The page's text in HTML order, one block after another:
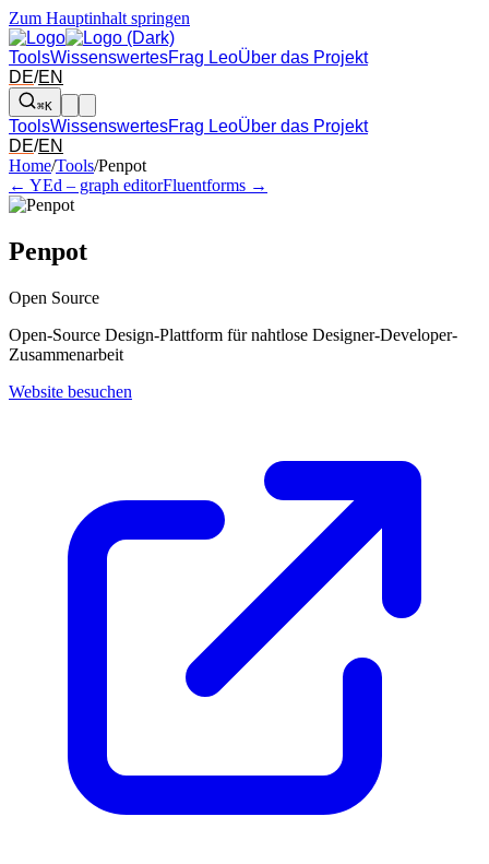
Zum Hauptinhalt springen
ToolsWissenswertesFrag LeoÜber das Projekt
DE/EN
⌘K
ToolsWissenswertesFrag LeoÜber das Projekt
DE/EN
Pfeil links und rechts: zum benachbarten Tool in der Übersicht
Home/Tools/Penpot
← YEd – graph editorFluentforms →
Penpot
Open Source
Open-Source Design-Plattform für nahtlose Designer-Developer-
Zusammenarbeit
Website besuchen